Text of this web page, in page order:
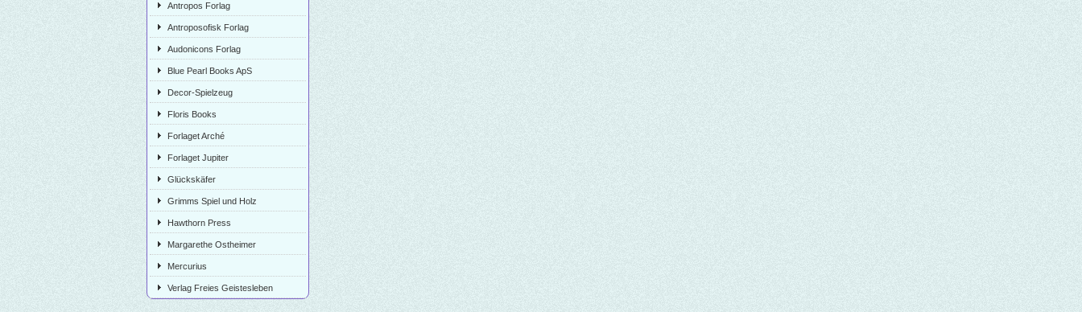
Antropos Forlag
Antroposofisk Forlag
Audonicons Forlag
Blue Pearl Books ApS
Decor-Spielzeug
Floris Books
Forlaget Arché
Forlaget Jupiter
Glückskäfer
Grimms Spiel und Holz
Hawthorn Press
Margarethe Ostheimer
Mercurius
Verlag Freies Geistesleben